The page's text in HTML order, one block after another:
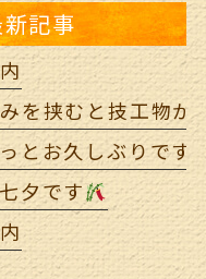
記事
を挟むと技工物が
とお久しぶりで
夕です